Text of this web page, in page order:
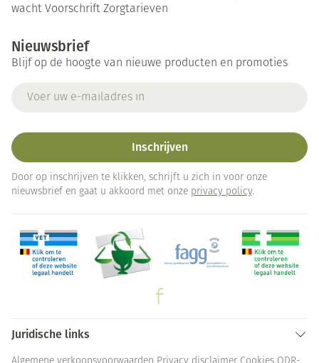
wacht Voorschrift Zorgtarieven
Nieuwsbrief
Blijf op de hoogte van nieuwe producten en promoties
Inschrijven
Door op inschrijven te klikken, schrijft u zich in voor onze
nieuwsbrief en gaat u akkoord met onze privacy policy.
Juridische links